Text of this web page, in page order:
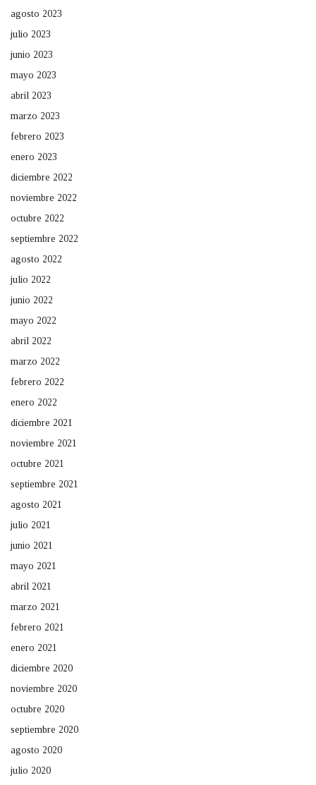
agosto 2023
julio 2023
junio 2023
mayo 2023
abril 2023
marzo 2023
febrero 2023
enero 2023
diciembre 2022
noviembre 2022
octubre 2022
septiembre 2022
agosto 2022
julio 2022
junio 2022
mayo 2022
abril 2022
marzo 2022
febrero 2022
enero 2022
diciembre 2021
noviembre 2021
octubre 2021
septiembre 2021
agosto 2021
julio 2021
junio 2021
mayo 2021
abril 2021
marzo 2021
febrero 2021
enero 2021
diciembre 2020
noviembre 2020
octubre 2020
septiembre 2020
agosto 2020
julio 2020